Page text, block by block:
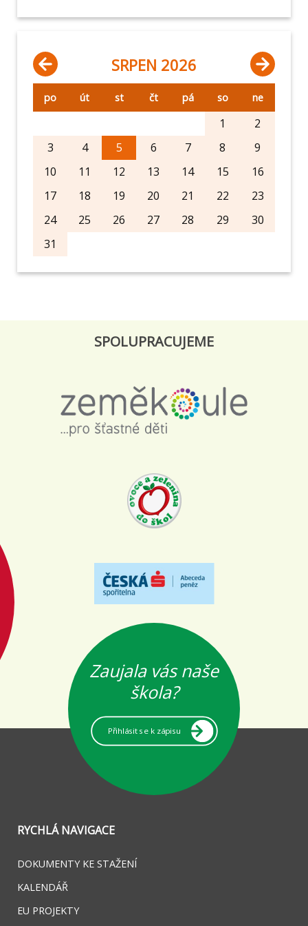
SRPEN 2026
po út st čt pá so ne
1
2
3
4 5 6 7 8
9
10
11 12 13 14 15
16
17
18 19 20 21 22
23
24
25 26 27 28 29
30
31
SPOLUPRACUJEME
RYCHLÁ NAVIGACE
DOKUMENTY KE STAŽENÍ
KALENDÁŘ
EU PROJEKTY
Zaujala vás naše
škola?
Přihlásit se k zápisu